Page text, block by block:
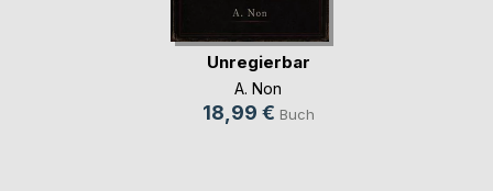
Unregierbar
A. Non
18,99 € Buch